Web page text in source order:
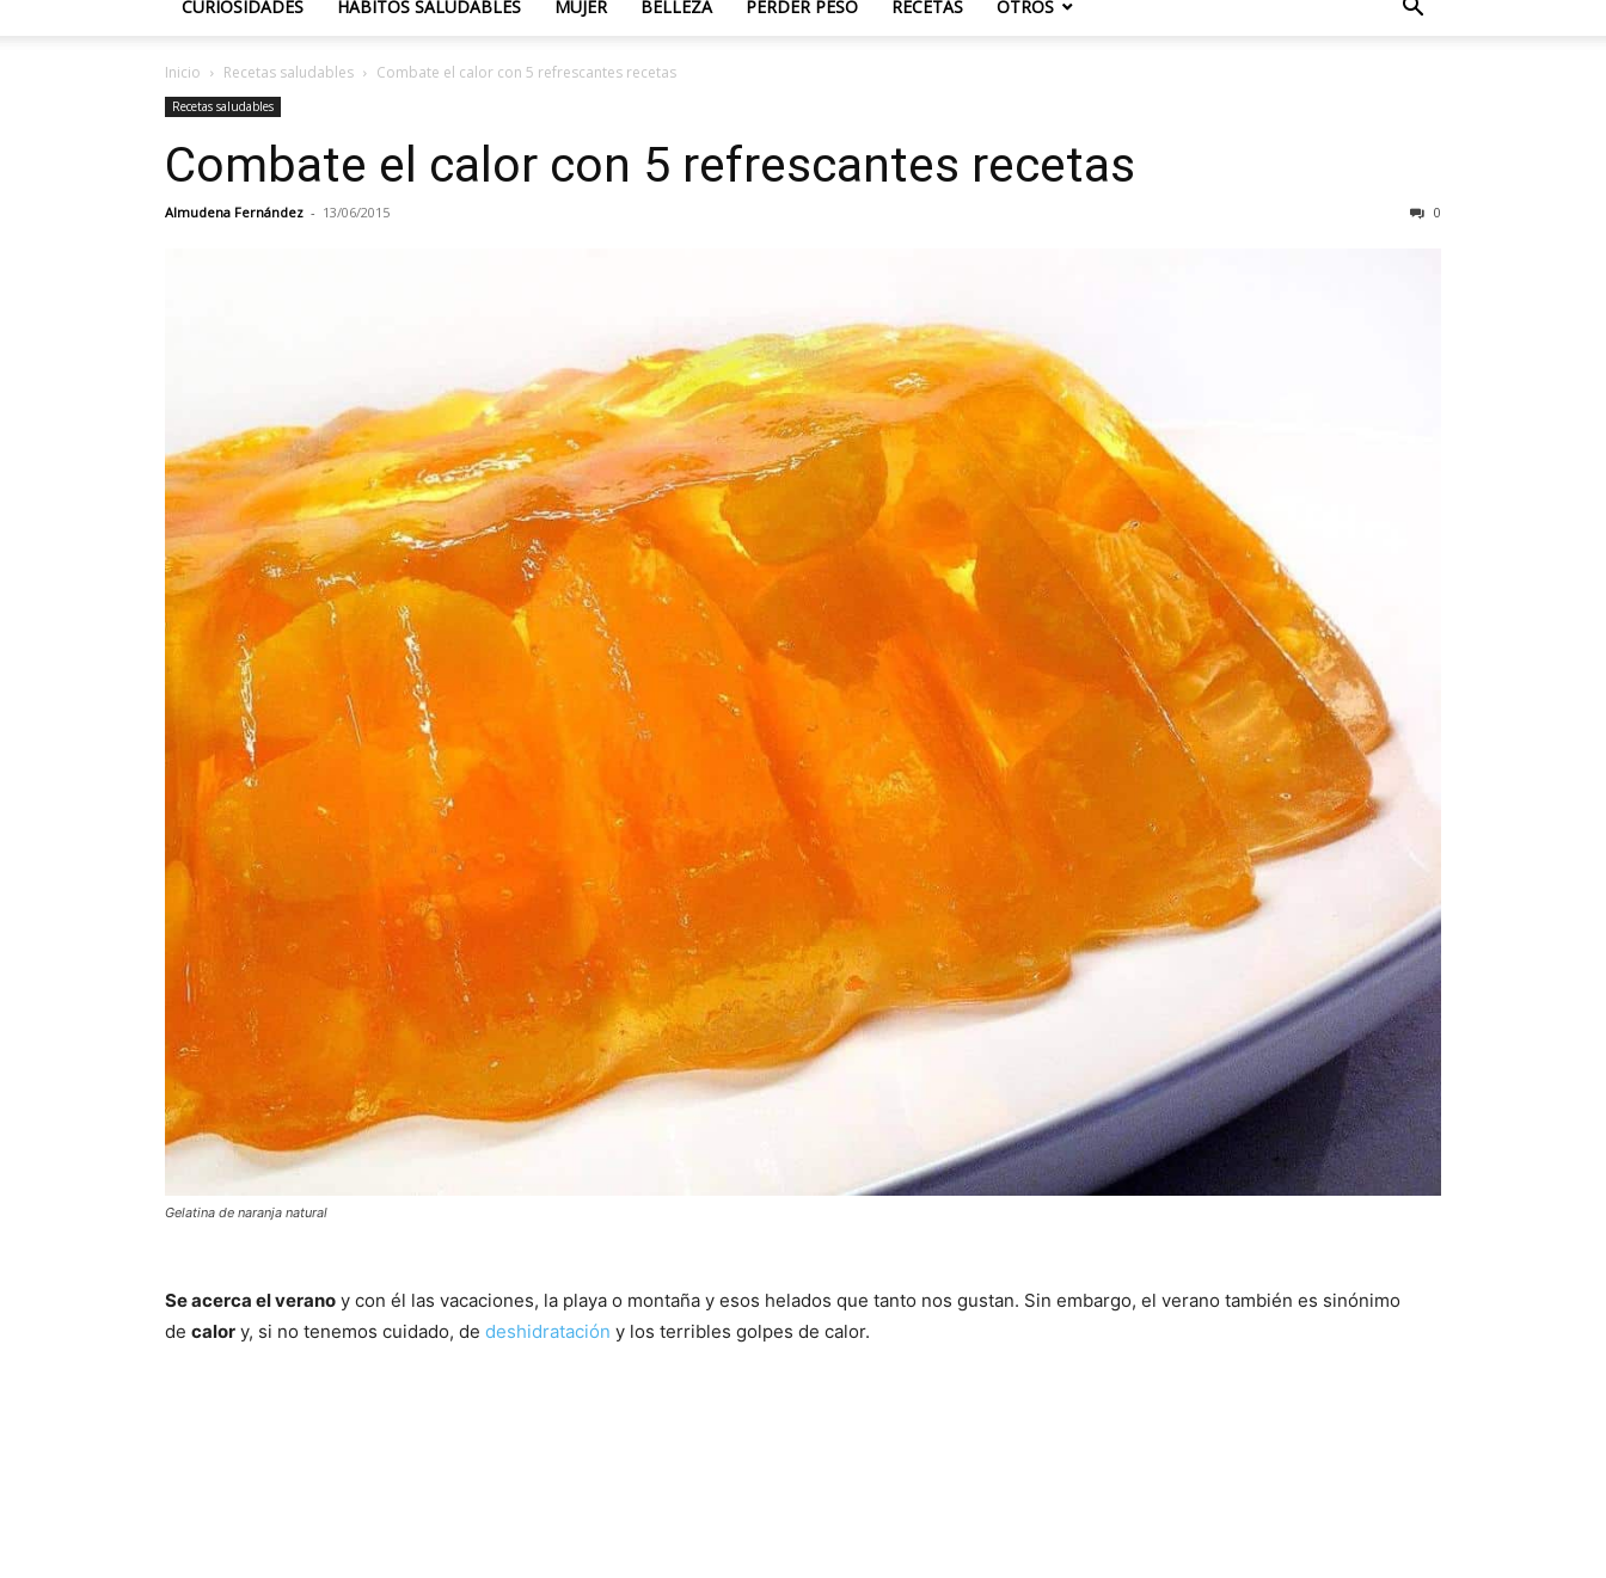
CURIOSIDADES HÁBITOS SALUDABLES MUJER BELLEZA PERDER PESO RECETAS OTROS
Inicio Recetas saludables Combate el calor con 5 refrescantes recetas
Recetas saludables
Combate el calor con 5 refrescantes recetas
Almudena Fernández - 13/06/2015 0
Gelatina de naranja natural
Se acerca el verano y con él las vacaciones, la playa o montaña y esos helados que tanto nos gustan. Sin embargo, el verano también es sinónimo
de calor y, si no tenemos cuidado, de deshidratación y los terribles golpes de calor.